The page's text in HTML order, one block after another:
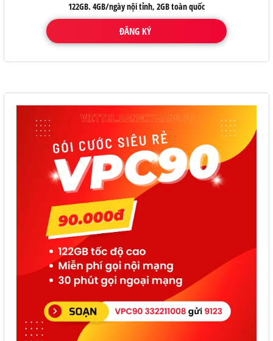
122GB. 4GB/ngày nội tỉnh, 2GB toàn quốc
ĐĂNG KÝ